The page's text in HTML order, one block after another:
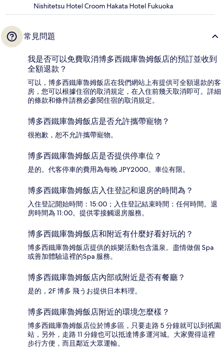
Nishitetsu Hotel Croom Hakata Hotel Fukuoka
常見問題
我是否可以免費取消博多西鐵庫魯姆飯店的預訂並收到
全額退款？
可以，博多西鐵庫魯姆飯店在我們網站上有提供可全額退款的客
房，您可以根據住宿的取消規定，在入住前幾天取消即可。詳細
的條款和條件請務必參閱住宿的取消規定。
博多西鐵庫魯姆飯店是否允許攜帶寵物？
很抱歉，恕不允許攜帶寵物。
博多西鐵庫魯姆飯店是否提供停車位？
是的。代客停車的費用為每晚 JPY2000。車位有限。
博多西鐵庫魯姆飯店入住登記和退房的時間為？
入住登記開始時間：15:00；入住登記結束時間：任何時間。退
房時間為 11:00。提供零接觸退房服務。
博多西鐵庫魯姆飯店和附近有什麼好看好玩的？
博多西鐵庫魯姆飯店提供的娛樂活動包含溫泉。盡情做個 Spa
或善加體驗這裡的Spa 服務。
博多西鐵庫魯姆飯店內部或附近是否有餐廳？
是的，2F 博多 飛うお提供日本料理。
博多西鐵庫魯姆飯店附近的環境怎麼樣？
博多西鐵庫魯姆飯店位於博多區，只要走路 5 分鐘就可以到祇園
站，另外，走路 11 分鐘也可以抵達博多運河城。大家覺得這裡
步行方便，而且鄰近大眾運輸。